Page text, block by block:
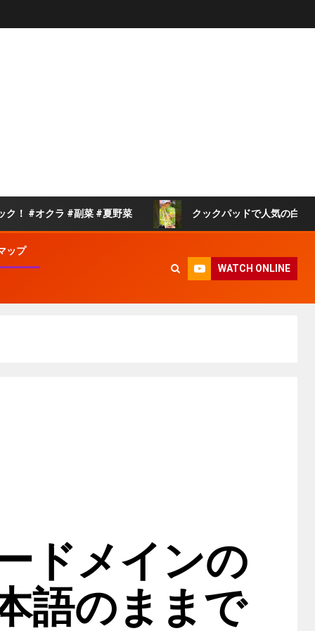
ラ #副菜 #夏野菜 クックパッドで人気の白菜の旨煮 #
ップ
WATCH ONLINE
ドメインの
語のままで